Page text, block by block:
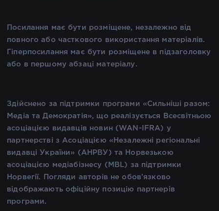
Посилання має бути розміщене, незалежно від
повного або часткового використання матеріалів.
Гіперпосилання має бути розміщене в підзаголовку
або в першому абзаці матеріалу.
Здійснено за підтримки програми «Сильніші разом:
Медіа та Демократія», що реалізується Всесвітньою
асоціацією видавців новин (WAN-IFRA) у
партнерстві з Асоціацією «Незалежні регіональні
видавці України» (АНРВУ) та Норвезькою
асоціацією медіабізнесу (MBL) за підтримки
Норвегії. Погляди авторів не обов’язково
відображають офіційну позицію партнерів
програми.